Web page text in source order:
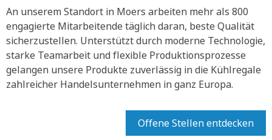
An unserem Standort in Moers arbeiten mehr als 800
engagierte Mitarbeitende täglich daran, beste Qualität
sicherzustellen. Unterstützt durch moderne Technologie,
starke Teamarbeit und flexible Produktionsprozesse
gelangen unsere Produkte zuverlässig in die Kühlregale
zahlreicher Handelsunternehmen in ganz Europa.
Offene Stellen entdecken